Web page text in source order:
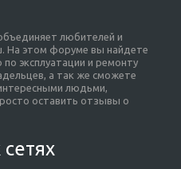
любителей и
На этом форуме вы найдете
эксплуатации и ремонту
а так же сможете
людьми,
оставить отзывы о